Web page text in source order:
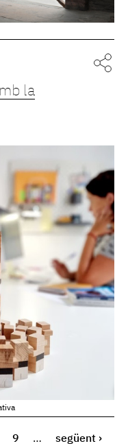
la
9 …
següent ›